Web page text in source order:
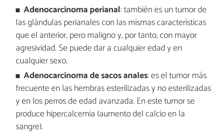
Adenocarcinoma perianal: también es un tumor de
las glándulas perianales con las mismas características
que el anterior, pero maligno y, por tanto, con mayor
agresividad. Se puede dar a cualquier edad y en
cualquier sexo.
Adenocarcinoma de sacos anales: es el tumor más
frecuente en las hembras esterilizadas y no esterilizadas
y en los perros de edad avanzada. En este tumor se
produce hipercalcemia (aumento del calcio en la
sangre).